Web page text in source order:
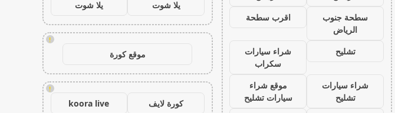
سطحة جنوب
الرياض
اقرب سطحة
تشليح
شراء سيارات
سكراب
شراء سيارات
تشليح
موقع شراء
سيارات تشليح
يلا شوت
يلا شوت
!
موقع كورة
!
كورة لايف
koora live